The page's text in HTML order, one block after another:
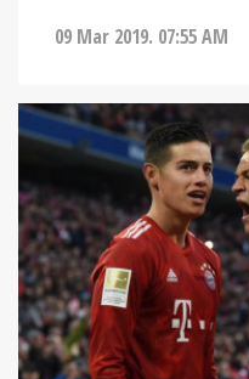
09 Mar 2019. 07:55 AM